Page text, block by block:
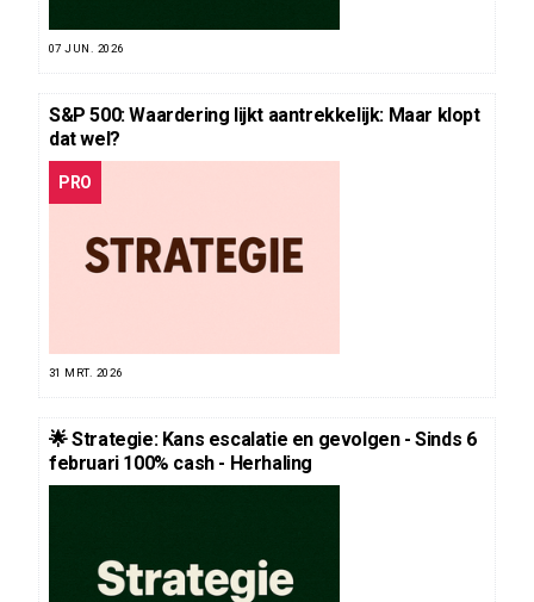
07 JUN. 2026
S&P 500: Waardering lijkt aantrekkelijk: Maar klopt
dat wel?
PRO
31 MRT. 2026
🌟 Strategie: Kans escalatie en gevolgen - Sinds 6
februari 100% cash - Herhaling